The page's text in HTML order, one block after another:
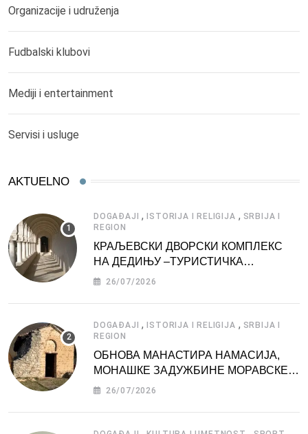
Organizacije i udruženja
Fudbalski klubovi
Mediji i entertainment
Servisi i usluge
AKTUELNO
DOGAĐAJI , ISTORIJA I RELIGIJA , SRBIJA I
REGION
КРАЉЕВСКИ ДВОРСКИ КОМПЛЕКС
НА ДЕДИЊУ –ТУРИСТИЧКА
АТРАКЦИЈА
26/07/2026
DOGAĐAJI , ISTORIJA I RELIGIJA , SRBIJA I
REGION
ОБНОВА МАНАСТИРА НАМАСИЈА,
МОНАШКЕ ЗАДУЖБИНЕ МОРАВСКЕ
СРБИЈЕ
26/07/2026